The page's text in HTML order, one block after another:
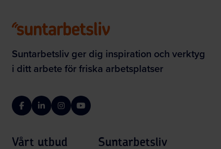
Suntarbetsliv ger dig inspiration och verktyg
i ditt arbete för friska arbetsplatser
FacebookLinkedInInstagramYouTube
Vårt utbud Suntarbetsliv